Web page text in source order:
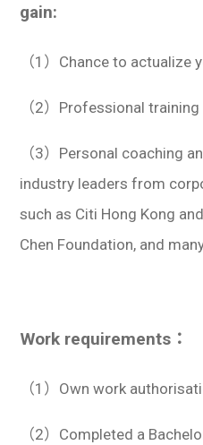
gain:
（1）Chance to actualize
（2）Professional
（3）Personal coaching
industry leaders from
such as Citi Hong Kong
Chen Foundation, and
Work requirements：
（1）Own work
（2）Completed a